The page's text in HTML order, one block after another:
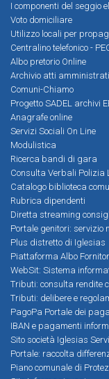
I componenti del seggio
Voto domiciliare
Utilizzo locali per
Centralino telefonico -
Albo pretorio Online
Archivio atti
Comuni-Chiamo
Progetto SADEL archivi
Anagrafe online
Servizi Sociali On Line
Modulistica
Ricerca bandi di gara
Consulta Verbali Polizia
Catalogo biblioteca
Rubrica dipendenti
Diretta streaming
Portale genitori: servizio
Plus distretto di Iglesias
Piattaforma Albo
WebSit: Sistema
Tributi: consulta rendite
Tributi: delibere e
PagoPa Portale dei
IBAN e pagamenti
Sito società Iglesias
Portale: raccolta
Piano comunale di